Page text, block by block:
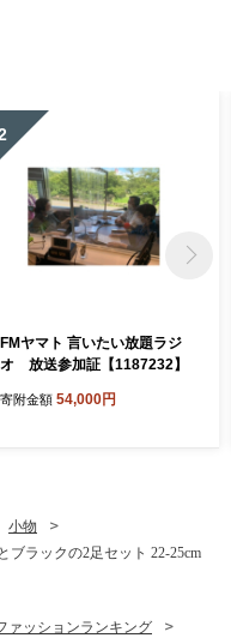
FMヤマト 言いたい放題ラジ
オ 放送参加証【1187232】
寄附金額 54,000円
小物
ラックの2足セット 22-25cm
ァッションランキング